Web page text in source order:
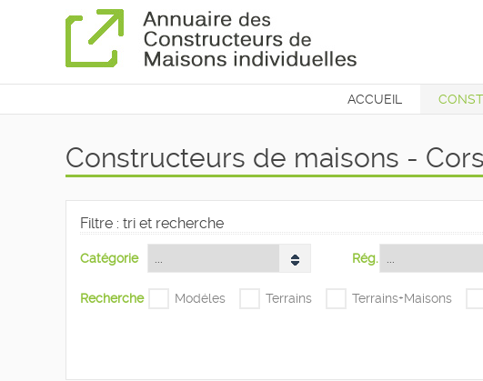
ACCUEIL
Constructeurs de maisons -
Filtre : tri et recherche
Catégorie Rég.
Recherche Modéles Terrains Terrains+Maisons